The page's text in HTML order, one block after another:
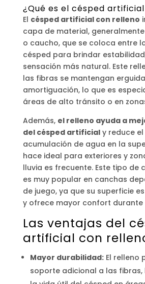
¿Qué es el césped
El césped artificial con relleno
capa de material,
o caucho, que se coloca entre
césped para brindar
sensación más natural. Este
las fibras se mantengan
amortiguación, lo que es
áreas de alto tránsito o en
Además, el relleno ayuda a
del césped artificialy reduce el
acumulación de agua en la
hace ideal para exteriores y
lluvia es frecuente. Este tipo de
es muy popular en canchas
de juego, ya que su superficie
y ofrece mayor confort durante
Las ventajas del
artificial con
Mayor durabilidad:El relleno
soporte adicional a las